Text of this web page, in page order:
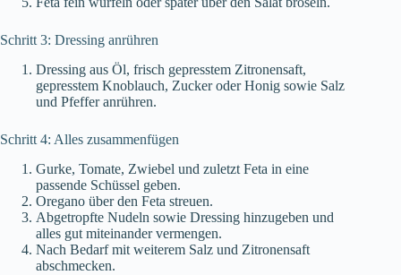
Schritt 3: Dressing anrühren
Dressing aus Öl, frisch gepresstem Zitronensaft,
gepresstem Knoblauch, Zucker oder Honig sowie Salz
und Pfeffer anrühren.
Schritt 4: Alles zusammenfügen
Gurke, Tomate, Zwiebel und zuletzt Feta in eine
passende Schüssel geben.
Oregano über den Feta streuen.
Abgetropfte Nudeln sowie Dressing hinzugeben und
alles gut miteinander vermengen.
Nach Bedarf mit weiterem Salz und Zitronensaft
abschmecken.